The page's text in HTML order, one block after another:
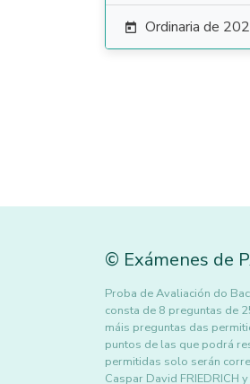
 Ordinaria de
© Exámenes de
Proba de Avaliación do
consta de 8 preguntas de
máis preguntas das
puntos de las que podrá
permitidas solo serán
Caspar David FRIEDRICH